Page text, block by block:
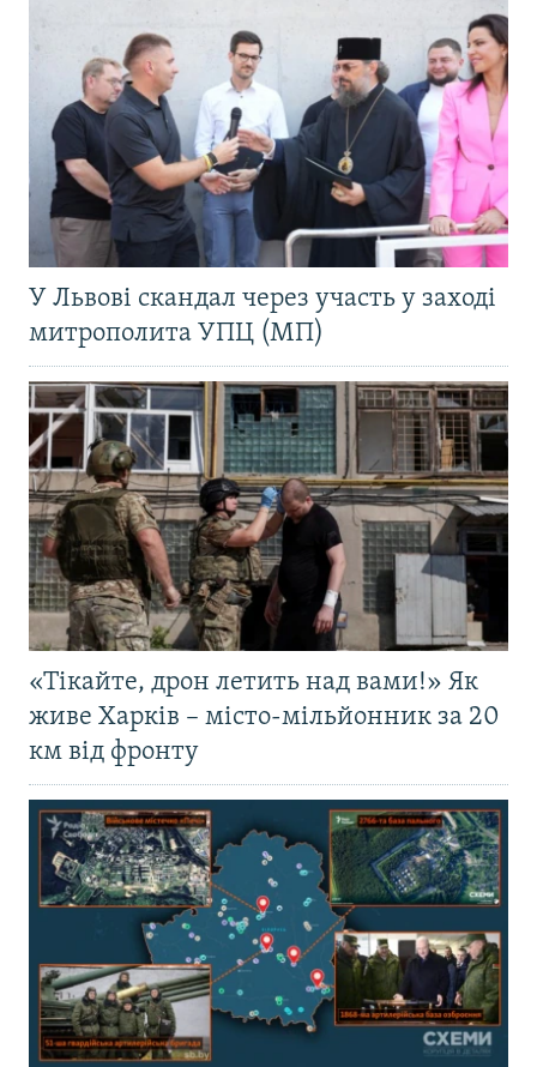
У Львові скандал через участь у заході
митрополита УПЦ (МП)
«Тікайте, дрон летить над вами!» Як
живе Харків – місто-мільйонник за 20
км від фронту